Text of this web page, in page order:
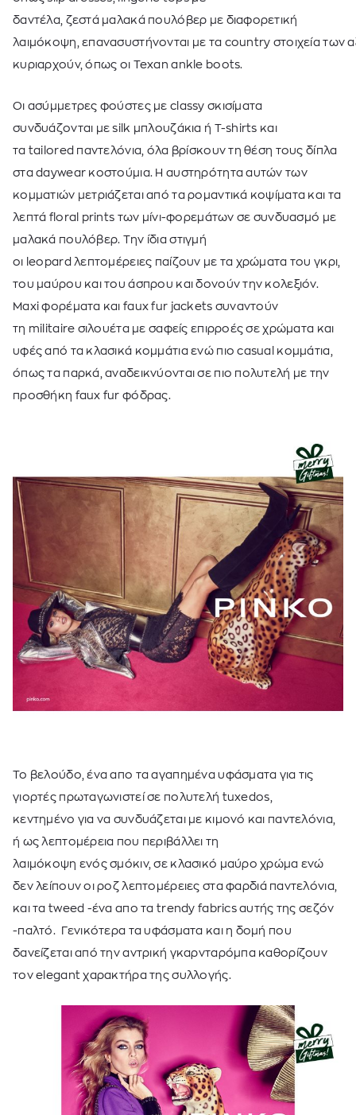
δαντέλα, ζεστά μαλακά πουλόβερ με διαφορετική
λαιμόκοψη, επανασυστήνονται με τα country στοιχεία των
κυριαρχούν, όπως οι Texan ankle boots.
Οι ασύμμετρες φούστες με classy σκισίματα
συνδυάζονται με silk μπλουζάκια ή T-shirts και
τα tailored παντελόνια, όλα βρίσκουν τη θέση τους δίπλα
στα daywear κοστούμια. Η αυστηρότητα αυτών των
κομματιών μετριάζεται από τα ρομαντικά κοψίματα και τα
λεπτά floral prints των μίνι-φορεμάτων σε συνδυασμό με
μαλακά πουλόβερ. Την ίδια στιγμή
οι leopard λεπτομέρειες παίζουν με τα χρώματα του γκρι,
του μαύρου και του άσπρου και δονούν την κολεξιόν.
Maxi φορέματα και faux fur jackets συναντούν
τη militaire σιλουέτα με σαφείς επιρροές σε χρώματα και
υφές από τα κλασικά κομμάτια ενώ πιο casual κομμάτια,
όπως τα παρκά, αναδεικνύονται σε πιο πολυτελή με την
προσθήκη faux fur φόδρας.
Το βελούδο, ένα απο τα αγαπημένα υφάσματα για τις
γιορτές πρωταγωνιστείσε πολυτελή tuxedos
κεντημένο για να συνδυάζεται με κιμονό και παντελόνια,
ή ως λεπτομέρεια που περιβάλλει τη
λαιμόκοψη ενόςσμόκιν, σε κλασικό μαύρο χρώμα ενώ
δεν λείπουν οιροζ λεπτομέρειες στα φαρδιά παντελόνια,
και τα tweed -ένα απο τα trendy fabrics αυτής της σεζόν
-παλτό. Γενικότερα τα υφάσματα και η δομή που
δανείζεται από την αντρική γκαρνταρόμπα καθορίζουν
τον elegant χαρακτήρα της συλλογής.